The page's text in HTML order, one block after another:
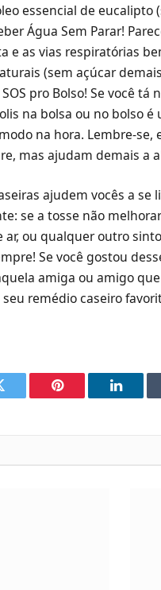
essencial de eucalipto
Água Sem Parar!
as vias respiratórias
(sem açúcar
pro Bolso! Se você tá
na bolsa ou no bolso é
na hora. Lembre-se,
mas ajudam demais a
ajudem vocês a se
se a tosse não
ou qualquer outro
Se você gostou
amiga ou amigo
remédio caseiro
Pinterest